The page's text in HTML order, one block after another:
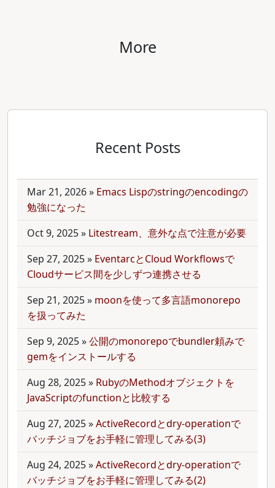
More
Recent Posts
Mar 21, 2026» Emacs Lispのstringのencodingの
勉強になった
Oct 9, 2025» Litestream、意外な点で注意が必要
Sep 27, 2025» EventarcとCloud Workflowsで
Cloudサービス間を少しずつ連携させる
Sep 21, 2025» moonを使って多言語monorepo
を扱ってみた
Sep 9, 2025»公開のmonorepoでbundler頼みで
gemをインストールする
Aug 28, 2025» RubyのMethodオブジェクトを
JavaScriptのfunctionと比較する
Aug 27, 2025»ActiveRecordとdry-operationで
バッチジョブをお手軽に管理してみる(3)
Aug 24, 2025»ActiveRecordとdry-operationで
バッチジョブをお手軽に管理してみる(2)